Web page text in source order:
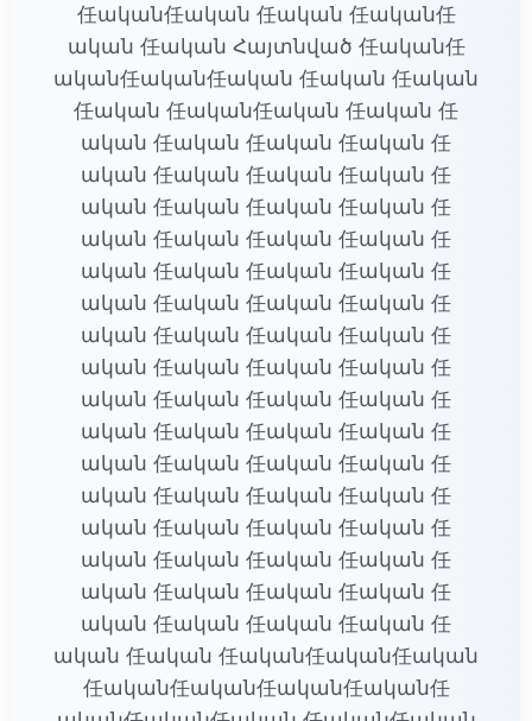
任ական任ական 任ական 任ական任
ական 任ական Հայտնված 任ական任
ական任ական任ական 任ական 任ական
任ական 任ական任ական 任ական 任
ական 任ական 任ական 任ական 任
ական 任ական 任ական 任ական 任
ական 任ական 任ական 任ական 任
ական 任ական 任ական 任ական 任
ական 任ական 任ական 任ական 任
ական 任ական 任ական 任ական 任
ական 任ական 任ական 任ական 任
ական 任ական 任ական 任ական 任
ական 任ական 任ական 任ական 任
ական 任ական 任ական 任ական 任
ական 任ական 任ական 任ական 任
ական 任ական 任ական 任ական 任
ական 任ական 任ական 任ական 任
ական 任ական 任ական 任ական 任
ական 任ական 任ական 任ական 任
ական 任ական 任ական 任ական 任
ական 任ական 任ական任ական任ական
任ական任ական任ական任ական任